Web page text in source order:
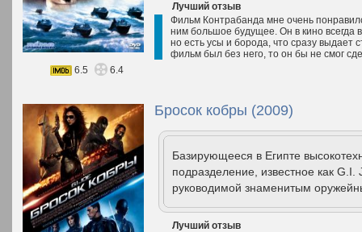
Лучший отзыв
Фильм Контрабанда мне очень
ним большое будущее. Он в кино
но есть усы и борода, что сразу выдает
фильм был без него, то он бы не смог
6.5
6.4
Бросок кобры (2009)
Базирующееся в Египте
подразделение, известное как
руководимой знаменитым
Лучший отзыв